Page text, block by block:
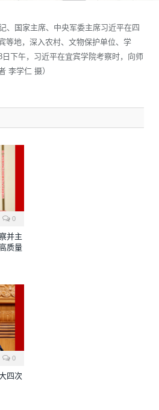
、国家主席、中央军委主席习近平在四
等地，深入农村、文物保护单位、学
下午，习近平在宜宾学院考察时，向师
李学仁 摄）
0
并主
质量
0
四次